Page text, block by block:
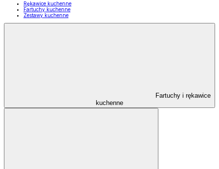
Rękawice kuchenne
Fartuchy kuchenne
Zestawy kuchenne
Fartuchy i rękawice
kuchenne